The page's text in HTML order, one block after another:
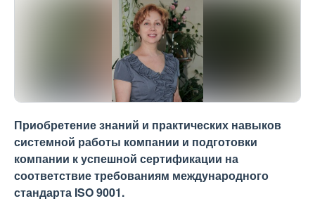
Приобретение знаний и практических навыков
системной работы компании и подготовки
компании к успешной сертификации на
соответствие требованиям международного
стандарта ISO 9001.